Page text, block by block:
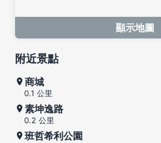
顯示地圖
附近景點
商城
0.1 公里
素坤逸路
0.2 公里
班哲希利公園